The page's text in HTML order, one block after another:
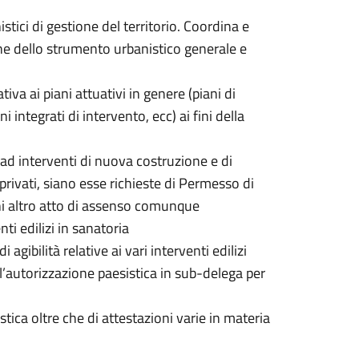
di gestione del territorio. Coordina e
dello strumento urbanistico generale e
ai piani attuativi in genere (piani di
integrati di intervento, ecc) ai fini della
interventi di nuova costruzione e di
siano esse richieste di Permesso di
altro atto di assenso comunque
edilizi in sanatoria
agibilità relative ai vari interventi edilizi
paesistica in sub-delega per
oltre che di attestazioni varie in materia